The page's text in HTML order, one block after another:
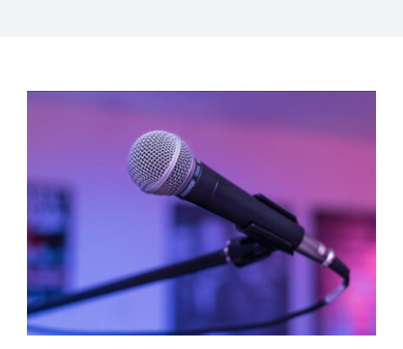
CONTACTO
Carrito